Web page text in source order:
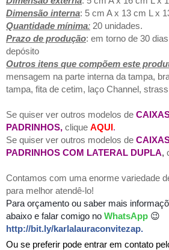
Dimensão interna: 5 cm A x 13 cm L x
Quantidade mínima: 20 unidades.
Prazo de produção: em torno de 30
depósito
Outros itens que compõem este
mensagem na parte interna da tampa,
tampa, fita de cetim, laço Channel,
Se quiser ver outros modelos de
PADRINHOS, clique AQUI.
Se quiser ver outros modelos de
PADRINHOS COM LATERAL DUPLA,
Contamos com uma enorme variedade
para melhor atendê-lo!
Para orçamento ou saber mais
abaixo e falar comigo no WhatsApp 😉
http://bit.ly/karlalauraconvitezap.
Ou se preferir pode entrar em contato